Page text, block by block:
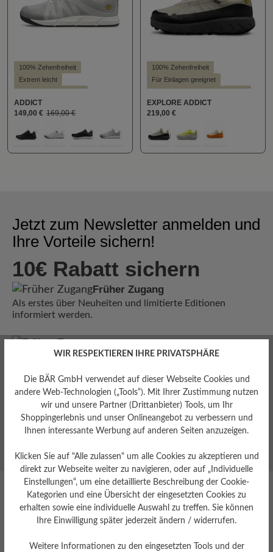
100% Zehenfreiheit
Extrem leicht
Hallux valgus geeignet
ADDICT
149,00 € 169,00 €
auswählen
100 300 400 870
100% Zehenfreiheit
Für Einlagen geeignet
EXPLORE ADDICT
219,00 €
Farbe auswählen
111 152 957
Jetzt zum Newsletter anmelden und
Ihre Vorteile sichern!
10€ Rabatt sichern
Früher Zugang
Als erstes über Neuheiten und limitierte Editionen
informiert werden.
Expertentipps
Erhalten Sie Insider-Tipps zur Pflege Ihrer Lieblingsstücke.
Sonderangebote
Erhalten Sie exklusive Rabatte und Aktionen nur für
Insider.
Innovative Sportartikel Produkte
WIR RESPEKTIEREN IHRE PRIVATSPHÄRE
Die BÄR GmbH verwendet auf dieser Webseite Cookies und
andere Web-Technologien („Tools“). Mit Ihrer Zustimmung nutzen
wir und unsere Partner (Drittanbieter) Tools, um Ihr
Shoppingerlebnis und unser Onlineangebot zu verbessern und
Ihnen interessante Werbung auf anderen Seiten anzuzeigen.
Klicken Sie auf "Alle zulassen" um alle Cookies zu akzeptieren und
direkt zur Webseite weiter zu navigieren, oder auf „Individuelle
Einstellungen“, um eine detaillierte Beschreibung der Cookie-
Kategorien und eine Übersicht der eingesetzten Cookies zu
erhalten sowie eine individuelle Auswahl zu treffen. Sie können
Ihre Einwilligung später jederzeit ändern / widerrufen.
Weitere Informationen zu den eingesetzten Tools und der